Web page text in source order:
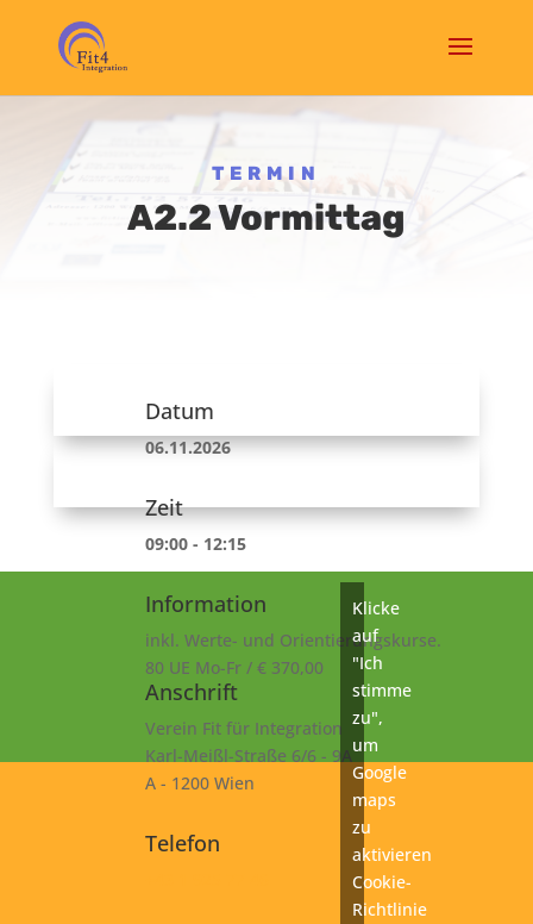
TERMIN
A2.2 Vormittag
Datum
06.11.2026
Zeit
09:00 - 12:15
Information
inkl. Werte- und Orientierungskurse.
80 UE Mo-Fr / € 370,00
Anschrift
Verein Fit für Integration
Karl-Meißl-Straße 6/6 - 9A
A - 1200 Wien
Telefon
Klicke
auf
"Ich
stimme
zu",
um
Google
maps
zu
aktivieren
Cookie-
Richtlinie